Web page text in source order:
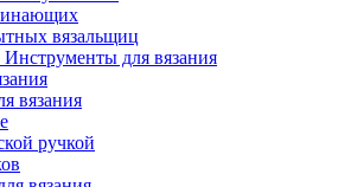
вязальщиц
Инструменты для вязания
вязания
ручкой